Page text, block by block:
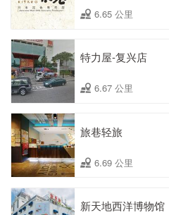
6.65 公里
特力屋-复兴店
6.67 公里
旅巷轻旅
6.69 公里
新天地西洋博物馆